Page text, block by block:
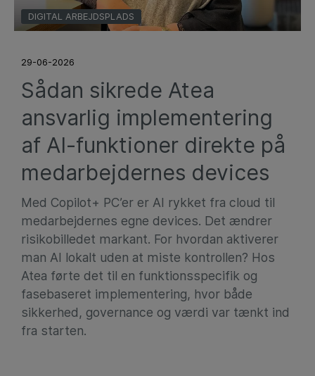
DIGITAL ARBEJDSPLADS
29-06-2026
Sådan sikrede Atea
ansvarlig implementering
af AI-funktioner direkte på
medarbejdernes devices
Med Copilot+ PC’er er AI rykket fra cloud til
medarbejdernes egne devices. Det ændrer
risikobilledet markant. For hvordan aktiverer
man AI lokalt uden at miste kontrollen? Hos
Atea førte det til en funktionsspecifik og
fasebaseret implementering, hvor både
sikkerhed, governance og værdi var tænkt ind
fra starten.